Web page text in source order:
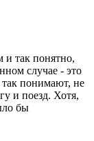
и так понятно,
случае - это
понимают, не
и поезд. Хотя,
бы